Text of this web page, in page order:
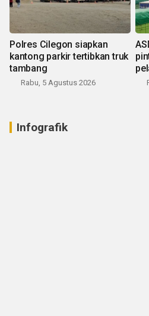
Polres Cilegon siapkan
kantong parkir tertibkan truk
tambang
Rabu, 5 Agustus 2026
Infografik